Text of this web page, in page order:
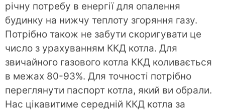
річну потребу в енергії для опалення
будинку на нижчу теплоту згоряння газу.
Потрібно також не забути скоригувати це
число з урахуванням ККД котла. Для
звичайного газового котла ККД коливається
в межах 80-93%. Для точності потрібно
переглянути паспорт котла, який ви обрали.
Нас цікавитиме середній ККД котла за